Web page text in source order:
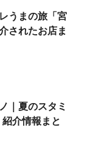
うまの旅「宮
されたお店ま
｜夏のスタミ
介情報まと